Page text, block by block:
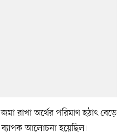
রাখা অর্থের পরিমাণ হঠাৎ বেড়ে
আলোচনা হয়েছিল।